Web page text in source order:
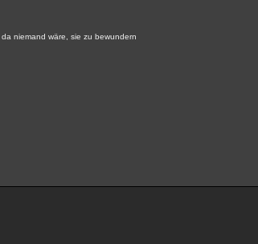
niemand wäre, sie zu bewundern